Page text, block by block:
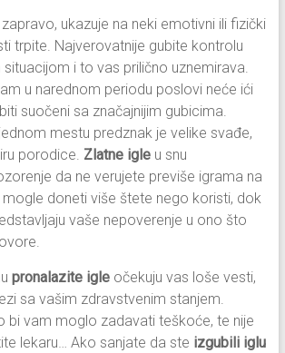
zapravo, ukazuje na neki emotivni ili fizički
trpite. Najverovatnije gubite kontrolu
i to vas prilično uznemirava.
u narednom periodu poslovi neće ići
suočeni sa značajnijim gubicima.
mestu predznak je velike svađe,
porodice. Zlatne igleu snu
da ne verujete previše igrama na
mogle doneti više štete nego koristi, dok
vaše nepoverenje u ono što
pronalazite igle očekuju vas loše vesti,
sa vašim zdravstvenim stanjem.
bi vam moglo zadavati teškoće, te nije
lekaru… Ako sanjate da ste izgubili iglu